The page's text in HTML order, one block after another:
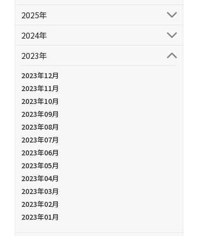
2025年
2024年
2023年
2023年12月
2023年11月
2023年10月
2023年09月
2023年08月
2023年07月
2023年06月
2023年05月
2023年04月
2023年03月
2023年02月
2023年01月